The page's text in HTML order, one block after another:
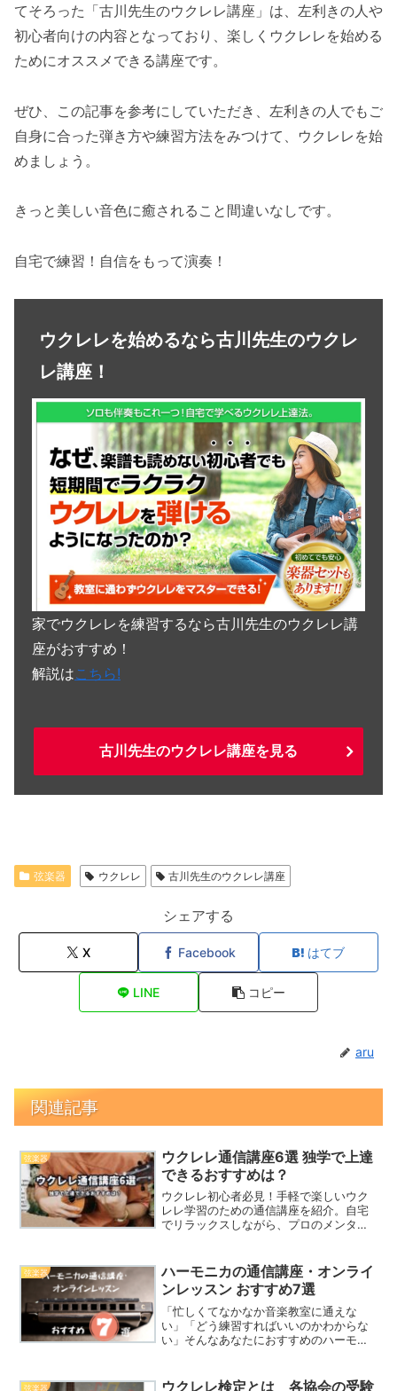
てそろった「古川先生のウクレレ講座」は、左利きの人や
初心者向けの内容となっており、楽しくウクレレを始める
ためにオススメできる講座です。
ぜひ、この記事を参考にしていただき、左利きの人でもご
自身に合った弾き方や練習方法をみつけて、ウクレレを始
めましょう。
きっと美しい音色に癒されること間違いなしです。
自宅で練習！自信をもって演奏！
ウクレレを始めるなら古川先生のウクレ
レ講座！
家でウクレレを練習するなら古川先生のウクレレ講
座がおすすめ！
解説はこちら!
古川先生のウクレレ講座を見る
弦楽器 ウクレレ 古川先生のウクレレ講座
シェアする
X Facebook はてブ
LINE コピー
aru
関連記事
弦楽器
ウクレレ通信講座6選 独学で上達
できるおすすめは？
ウクレレ初心者必見！手軽で楽しいウク
レレ学習のための通信講座を紹介。自宅
でリラックスしながら、プロのメンタリ
ウクレレ講座も詳しく解説。
弦楽器
ハーモニカの通信講座・オンライ
ンレッスン おすすめ7選
「忙しくてなかなか音楽教室に通えな
い」「どう練習すればいいのかわからな
い」そんなあなたにおすすめのハーモニ
たいと思っている方はぜひ参考にしてく
弦楽器
ウクレレ検定とは 各協会の受験